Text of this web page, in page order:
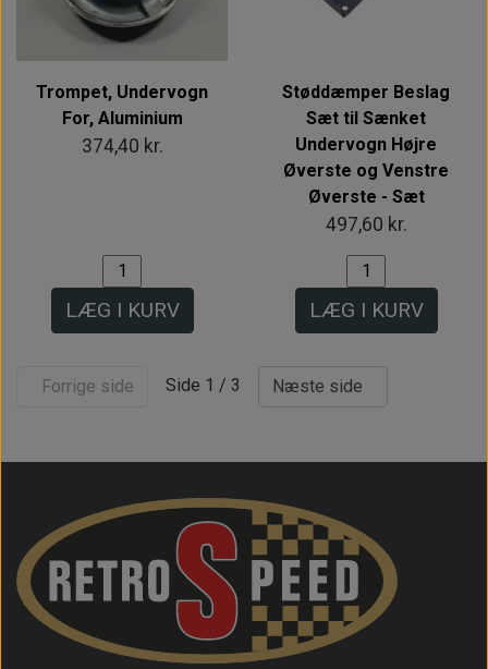
Trompet, Undervogn
For, Aluminium
374,40 kr.
LÆG I KURV
Støddæmper Beslag
Sæt til Sænket
Undervogn Højre
Øverste og Venstre
Øverste - Sæt
497,60 kr.
LÆG I KURV
Forrige side Side 1 / 3 Næste side